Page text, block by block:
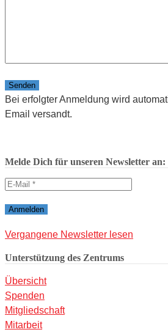
Bitte lasse dieses Feld leer.
Bei erfolgter Anmeldung wird
Email versandt.
Melde Dich für unseren Newsletter an:
Vergangene Newsletter lesen
Unterstützung des Zentrums
Übersicht
Spenden
Mitgliedschaft
Mitarbeit